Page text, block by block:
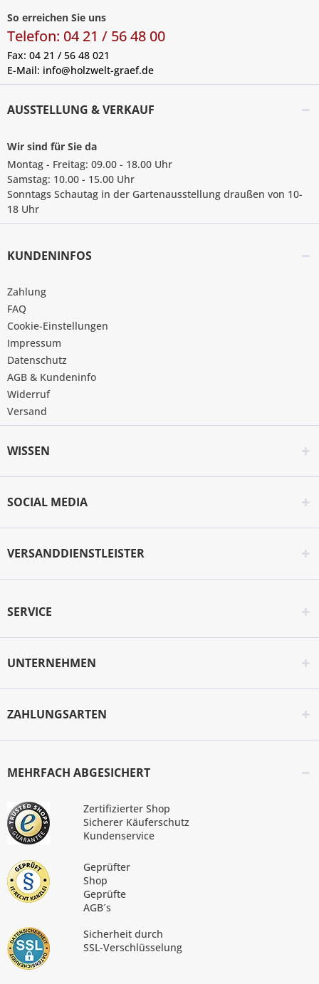
So erreichen Sie uns
Telefon: 04 21 / 56 48 00
Fax: 04 21 / 56 48 021
E-Mail: info@holzwelt-graef.de
AUSSTELLUNG & VERKAUF
Wir sind für Sie da
Montag - Freitag: 09.00 - 18.00 Uhr
Samstag: 10.00 - 15.00 Uhr
Sonntags Schautag in der Gartenausstellung draußen von 10-
18 Uhr
KUNDENINFOS
Zahlung
FAQ
Cookie-Einstellungen
Impressum
Datenschutz
AGB & Kundeninfo
Widerruf
Versand
WISSEN
SOCIAL MEDIA
VERSANDDIENSTLEISTER
SERVICE
UNTERNEHMEN
ZAHLUNGSARTEN
MEHRFACH ABGESICHERT
Zertifizierter Shop
Sicherer Käuferschutz
Kundenservice
Geprüfter
Shop
Geprüfte
AGB´s
Sicherheit durch
SSL-Verschlüsselung